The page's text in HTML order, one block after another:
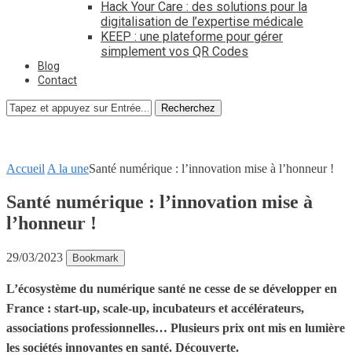
Hack Your Care : des solutions pour la
digitalisation de l’expertise médicale
KEEP : une plateforme pour gérer
simplement vos QR Codes
Blog
Contact
Recherchez
Accueil A la uneSanté numérique : l’innovation mise à l’honneur !
Santé numérique : l’innovation mise à
l’honneur !
29/03/2023 Bookmark
L’écosystème du numérique santé ne cesse de se développer en
France : start-up, scale-up, incubateurs et accélérateurs,
associations professionnelles… Plusieurs prix ont mis en lumière
les sociétés innovantes en santé. Découverte.